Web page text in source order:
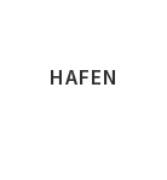
HAFEN